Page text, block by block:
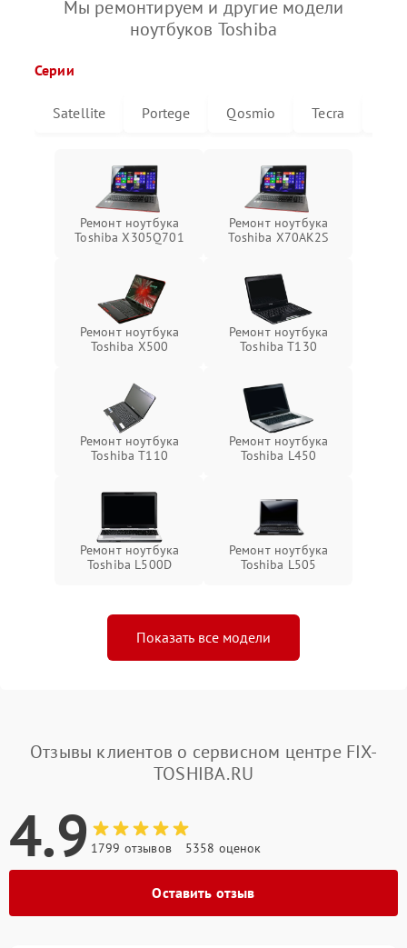
Мы ремонтируем и другие модели
ноутбуков Toshiba
Серии
Satellite Portege Qosmio Tecra
Ремонт ноутбука
Toshiba X305Q701
Ремонт ноутбука
Toshiba X70AK2S
Ремонт ноутбука
Toshiba X500
Ремонт ноутбука
Toshiba T130
Ремонт ноутбука
Toshiba T110
Ремонт ноутбука
Toshiba L450
Ремонт ноутбука
Toshiba L500D
Ремонт ноутбука
Toshiba L505
Показать все модели
Отзывы клиентов о сервисном центре FIX-
TOSHIBA.RU
4.9 1799 отзывов 5358 оценок
Оставить отзыв